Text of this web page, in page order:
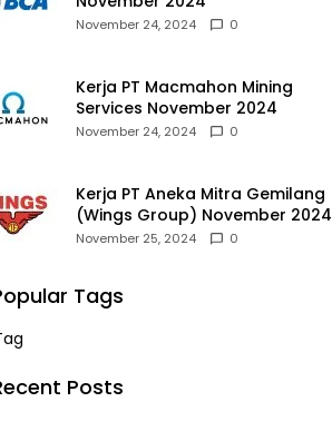
November 24, 2024 0
Kerja PT Macmahon Mining
Services November 2024
November 24, 2024 0
Kerja PT Aneka Mitra Gemilang
(Wings Group) November 2024
November 25, 2024 0
Tags
Posts